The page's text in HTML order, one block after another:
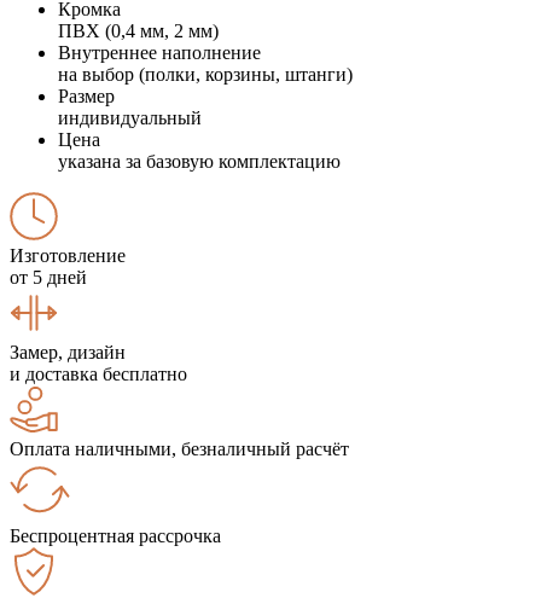
Кромка
ПВХ (0,4 мм, 2 мм)
Внутреннее наполнение
на выбор (полки, корзины, штанги)
Размер
индивидуальный
Цена
указана за базовую комплектацию
Изготовление
от 5 дней
Замер, дизайн
и доставка бесплатно
Оплата наличными, безналичный расчёт
Беспроцентная рассрочка